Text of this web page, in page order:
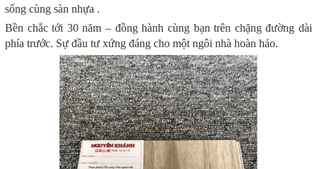
sống cùng sàn nhựa .
Bền chắc tới 30 năm – đồng hành cùng bạn trên chặng đường dài
phía trước. Sự đầu tư xứng đáng cho một ngôi nhà hoàn hảo.